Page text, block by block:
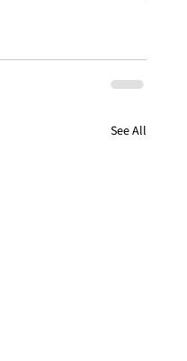
See All